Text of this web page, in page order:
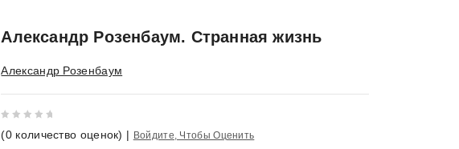
Александр Розенбаум. Странная жизнь
Александр Розенбаум
out
(0 количество оценок) | Войдите, Чтобы Оценить